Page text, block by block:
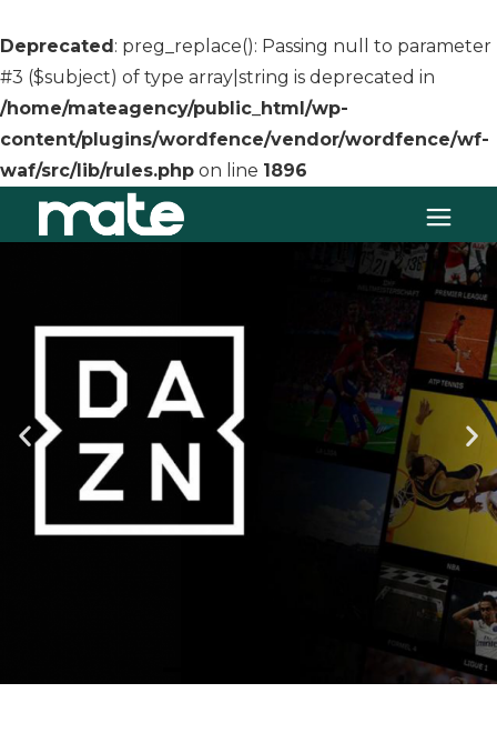
Deprecated: preg_replace(): Passing null to parameter
#3 ($subject) of type array|string is deprecated in
/home/mateagency/public_html/wp-
content/plugins/wordfence/vendor/wordfence/wf-
waf/src/lib/rules.php on line 1896